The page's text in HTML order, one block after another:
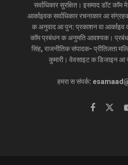
सर्वाधिकार सुरक्षित। इसमाद डॉट
आर्काइवक सर्वाधिकार रचनाकार आ
क अनुवाद आ पुन: प्रकाशन वा आर्काइव
कॉम प्रबंधन क अनुमति आवश्यक।
सिंह, राजनीतिक संपादक- प्रीतिलता
कुमारी। वेवसाइट क डिजाइन आ
हमरा स संपर्क: